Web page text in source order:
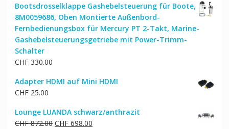
war:
CHF 245.00
ist:
CHF 207.00.
Bootsdrosselklappe Gashebelsteuerung für Boote,
8M0059686, Oben Montierte Außenbord-
Fernbedienungsbox für Mercury PT 2-Takt, Marine-
Gashebelsteuerungsgetriebe mit Power-Trimm-
Schalter
CHF330.00
Adapter HDMI auf Mini HDMI
CHF25.00
Lounge LUANDA schwarz/anthrazit
CHF872.00 Ursprünglicher
CHF698.00Aktueller